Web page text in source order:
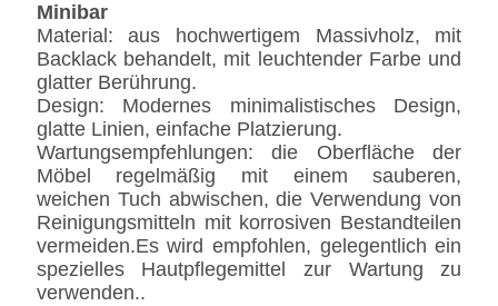
Minibar
Material: aus hochwertigem Massivholz, mit
Backlack behandelt, mit leuchtender Farbe und
glatter Berührung.
Design: Modernes minimalistisches Design,
glatte Linien, einfache Platzierung.
Wartungsempfehlungen: die Oberfläche der
Möbel regelmäßig mit einem sauberen,
weichen Tuch abwischen, die Verwendung von
Reinigungsmitteln mit korrosiven Bestandteilen
vermeiden.Es wird empfohlen, gelegentlich ein
spezielles Hautpflegemittel zur Wartung zu
verwenden..